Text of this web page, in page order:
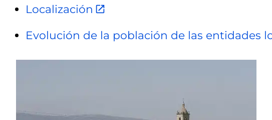
Localización
Evolución de la población de las entidades